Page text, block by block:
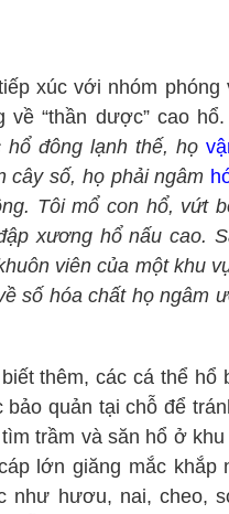
xúc với nhóm
về “thần dược” cao hổ.
hổ đông lạnh thế, họ
cây số, họ phải ngâm
Tôi mổ con hổ, vứt
xương hổ nấu cao.
viên của một khu
số hóa chất họ ngâm
thêm, các cá thể
bảo quản tại chỗ để
trầm và săn hổ ở
lớn giăng mắc
như hươu, nai, cheo,